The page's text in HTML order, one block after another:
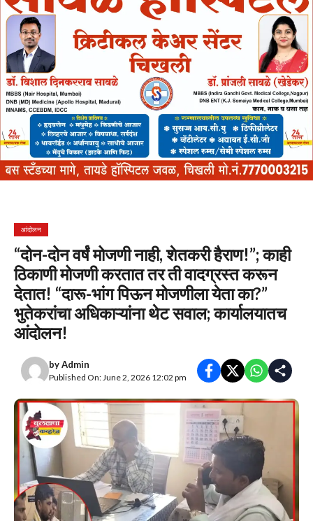
आंदोलन
“दोन-दोन वर्षं मोजणी नाही, शेतकरी हैराण!”; काही
ठिकाणी मोजणी करतात तर ती वादग्रस्त करून
देतात! “दारू-भांग पिऊन मोजणीला येता का?”
भुतेकरांचा अधिकाऱ्यांना थेट सवाल; कार्यालयातच
आंदोलन!
byAdmin
Published On: June 2, 2026 12:02 pm